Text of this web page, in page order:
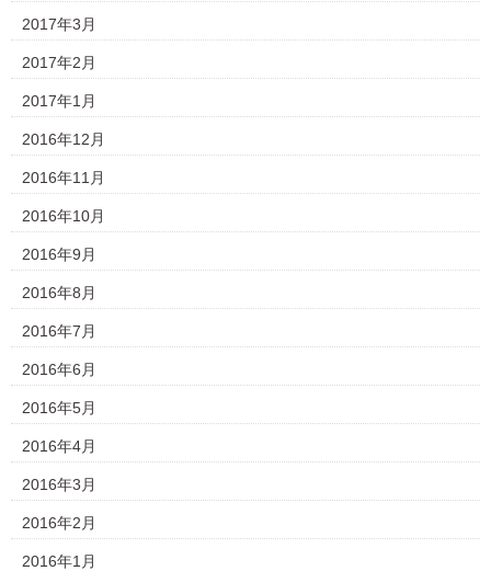
2017年3月
2017年2月
2017年1月
2016年12月
2016年11月
2016年10月
2016年9月
2016年8月
2016年7月
2016年6月
2016年5月
2016年4月
2016年3月
2016年2月
2016年1月